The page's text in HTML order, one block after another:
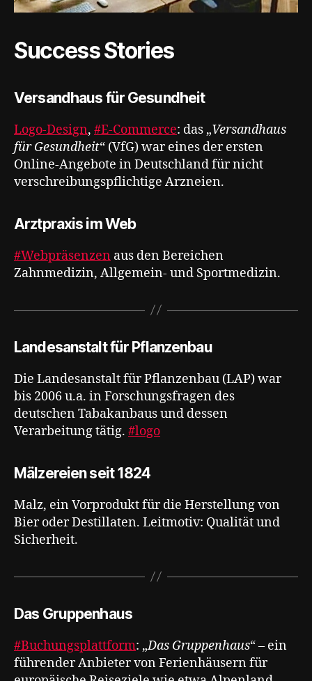
Success Stories
Versandhaus für Gesundheit
Logo-Design, #E-Commerce: das „Versandhaus
für Gesundheit“ (VfG) war eines der ersten
Online-Angebote in Deutschland für nicht
verschreibungspflichtige Arzneien.
Arztpraxis im Web
#Webpräsenzen aus den Bereichen
Zahnmedizin, Allgemein- und Sportmedizin.
Landesanstalt für Pflanzenbau
Die Landesanstalt für Pflanzenbau (LAP) war
bis 2006 u.a. in Forschungsfragen des
deutschen Tabakanbaus und dessen
Verarbeitung tätig. #logo
Mälzereien seit 1824
Malz, ein Vorprodukt für die Herstellung von
Bier oder Destillaten. Leitmotiv: Qualität und
Sicherheit.
Das Gruppenhaus
#Buchungsplattform: „Das Gruppenhaus“ – ein
führender Anbieter von Ferienhäusern für